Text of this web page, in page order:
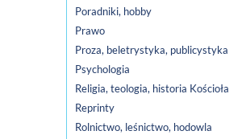
Poradniki, hobby
Prawo
Proza, beletrystyka, publicystyka
Psychologia
Religia, teologia, historia Kościoła
Reprinty
Rolnictwo, leśnictwo, hodowla